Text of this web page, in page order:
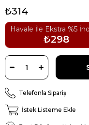
₺314
Havale İle Ekstra %5
₺298
Telefonla Sipariş
İstek Listeme Ekle